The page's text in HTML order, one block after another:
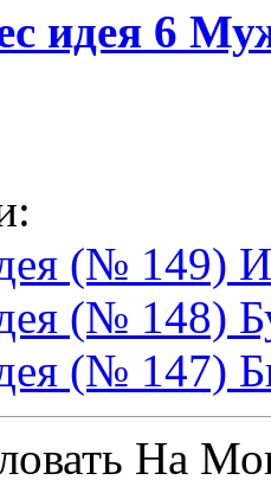
идея 6
(№ 149)
(№ 148)
(№ 147)
На